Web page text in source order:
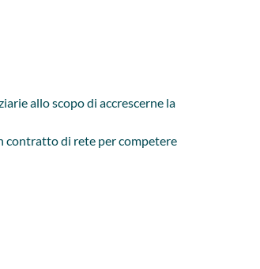
allo scopo di accrescerne la
contratto di rete per competere